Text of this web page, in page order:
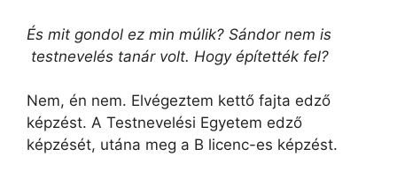
És mit gondol ez min múlik? Sándor nem is
testnevelés tanár volt. Hogy építették fel?
Nem, én nem. Elvégeztem kettő fajta edző
képzést. A Testnevelési Egyetem edző
képzését, utána meg a B licenc-es képzést.